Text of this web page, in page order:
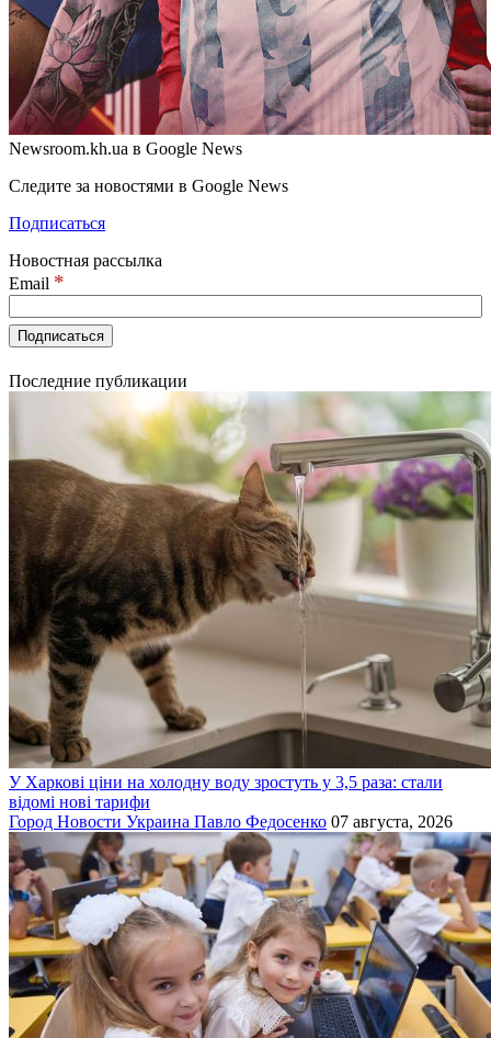
Newsroom.kh.ua в Google News
Следите за новостями в Google News
Подписаться
Новостная рассылка
Email *
Последние публикации
У Харкові ціни на холодну воду зростуть у 3,5 раза: стали
відомі нові тарифи
Город Новости Украина Павло Федосенко 07 августа, 2026